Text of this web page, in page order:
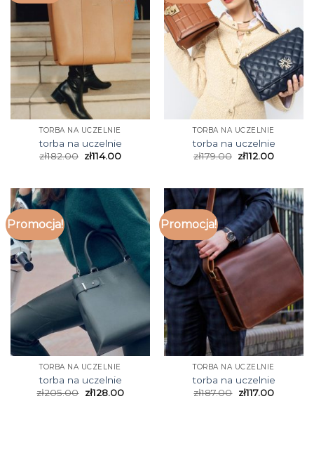
TORBA NA UCZELNIE
torba na uczelnie
zł182.00 zł114.00
TORBA NA UCZELNIE
torba na uczelnie
zł179.00 zł112.00
Promocja!
TORBA NA UCZELNIE
torba na uczelnie
zł205.00 zł128.00
Promocja!
TORBA NA UCZELNIE
torba na uczelnie
zł187.00 zł117.00